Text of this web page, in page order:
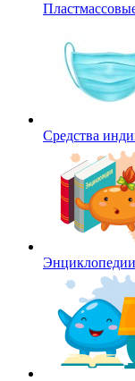
Средства
Энциклопедии